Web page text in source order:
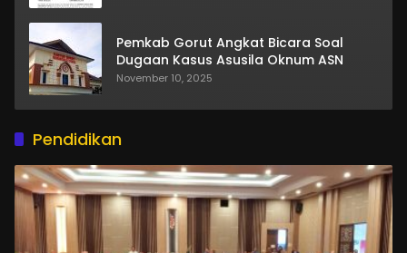
Pemkab Gorut Angkat Bicara Soal
Dugaan Kasus Asusila Oknum ASN
November 10, 2025
Pendidikan